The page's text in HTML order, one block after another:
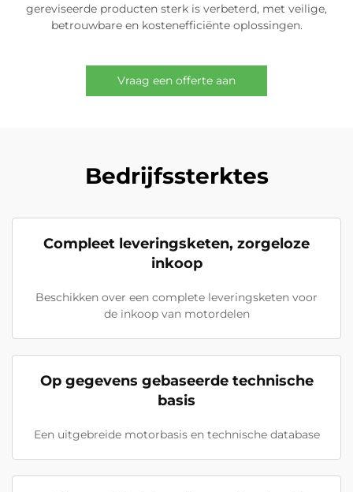
gereviseerde producten sterk is verbeterd, met veilige,
betrouwbare en kostenefficiënte oplossingen.
Vraag een offerte aan
Bedrijfssterktes
Compleet leveringsketen, zorgeloze
inkoop
Beschikken over een complete leveringsketen voor
de inkoop van motordelen
Op gegevens gebaseerde technische
basis
Een uitgebreide motorbasis en technische database